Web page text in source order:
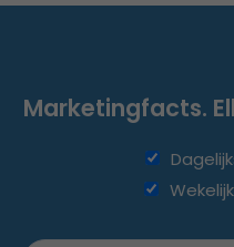
Marketingfacts.